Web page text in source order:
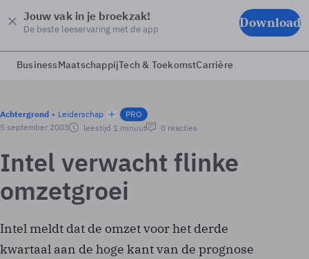
Jouw vak in je broekzak!
De beste leeservaring met de app Download
BusinessMaatschappijTech & ToekomstCarrière
Achtergrond Leiderschap
PRO
5 september 2003
leestijd 1 minuut 0 reacties
Intel verwacht flinke
omzetgroei
Intel meldt dat de omzet voor het derde
kwartaal aan de hoge kant van de prognose